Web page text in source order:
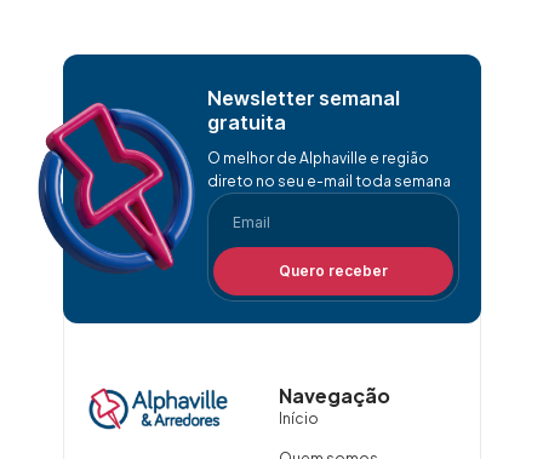
Newsletter semanal
gratuita
O melhor de Alphaville e região
direto no seu e-mail toda semana
Quero receber
Navegação
Início